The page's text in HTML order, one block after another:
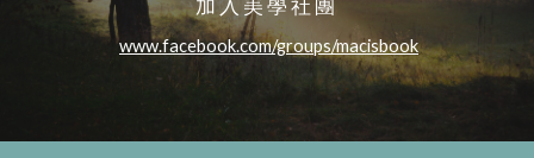
加 入 美 學 社 團
www.facebook.com/groups/macisbook